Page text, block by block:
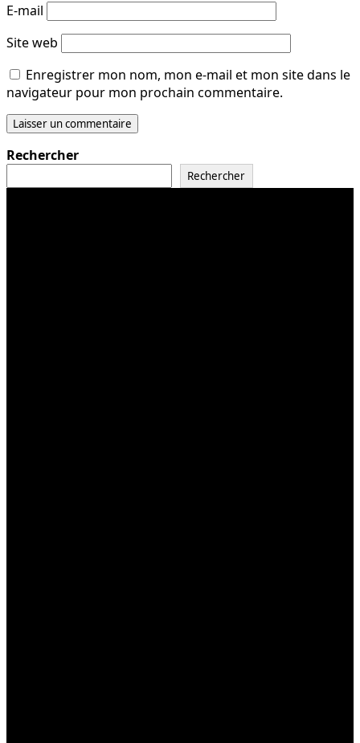
E-mail
Site web
Enregistrer mon nom, mon e-mail et mon site dans le
navigateur pour mon prochain commentaire.
Rechercher
Rechercher